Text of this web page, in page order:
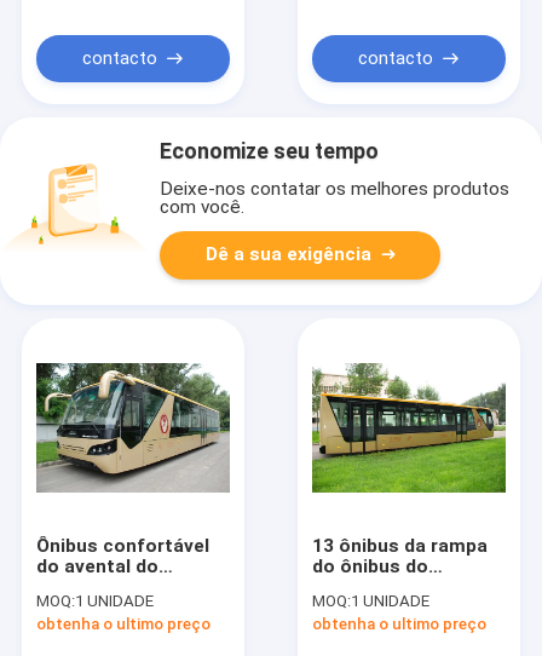
movimentação da
mão esquerda
contacto contacto
Economize seu tempo
Deixe-nos contatar os melhores produtos
com você.
Dê a sua exigência
Ônibus confortável
do avental do
do motor diesel 13
com avental de
MOQ:1 UNIDADE
obtenha o ultimo preço
13 ônibus da rampa
do ônibus do
internacional do
passageiro de Seater
MOQ:1 UNIDADE
obtenha o ultimo preço